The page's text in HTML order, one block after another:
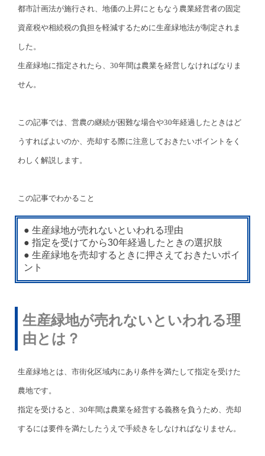
都市計画法が施行され、地価の上昇にともなう農業経営者の固定
資産税や相続税の負担を軽減するために生産緑地法が制定されま
した。
生産緑地に指定されたら、30年間は農業を経営しなければなりま
せん。
この記事では、営農の継続が困難な場合や30年経過したときはど
うすればよいのか、売却する際に注意しておきたいポイントをく
わしく解説します。
この記事でわかること
● 生産緑地が売れないといわれる理由
● 指定を受けてから30年経過したときの選択肢
● 生産緑地を売却するときに押さえておきたいポイ
ント
生産緑地が売れないといわれる理
由とは？
生産緑地とは、市街化区域内にあり条件を満たして指定を受けた
農地です。
指定を受けると、30年間は農業を経営する義務を負うため、売却
するには要件を満たしたうえで手続きをしなければなりません。